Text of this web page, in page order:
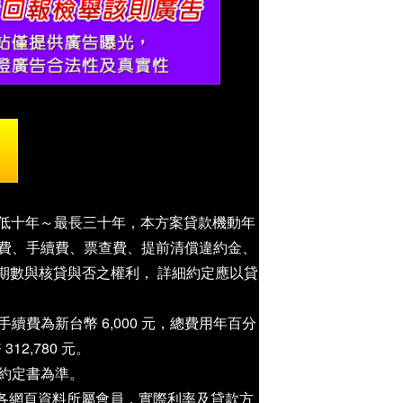
十年～最長三十年，本方案貸款機動年
手續費、票查費、提前清償違約金、
與核貸與否之權利， 詳細約定應以貸
續費為新台幣 6,000 元，總費用年百分
元。
書為準。
頁資料所屬會員，實際利率及貸款方